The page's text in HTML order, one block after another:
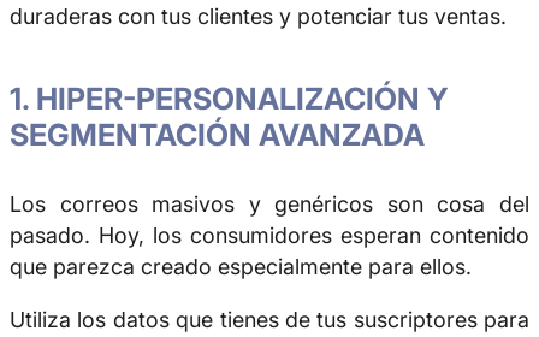
duraderas con tus clientes y potenciar tus ventas.
1. HIPER-PERSONALIZACIÓN Y
SEGMENTACIÓN AVANZADA
Los correos masivos y genéricos son cosa del
pasado. Hoy, los consumidores esperan contenido
que parezca creado especialmente para ellos.
Utiliza los datos que tienes de tus suscriptores para